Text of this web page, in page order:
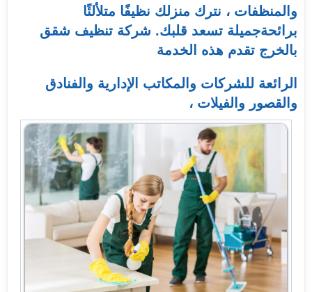
والمنظفات ، نترك منزلك نظيفًا متلألئًا
برائحةجميلة تسعد قلبك. شركة تنظيف شقق
بالخرج تقدم هذه الخدمة
الرائعة للشركات والمكاتب الإدارية والفنادق
والقصور والفيلات ،